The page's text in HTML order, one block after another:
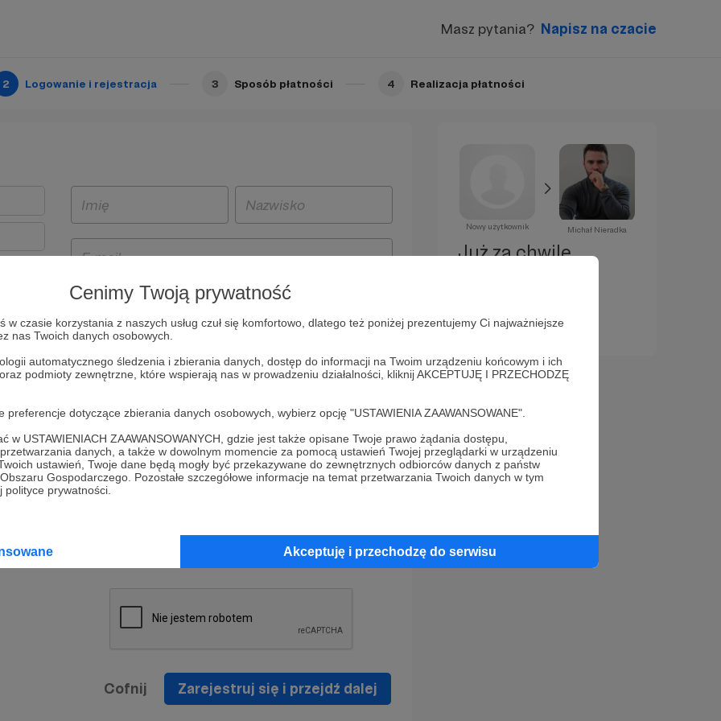
Cenimy Twoją prywatność
w czasie korzystania z naszych usług czuł się komfortowo, dlatego też poniżej prezentujemy Ci najważniejsze
nas Twoich danych osobowych.
automatycznego śledzenia i zbierania danych, dostęp do informacji na Twoim urządzeniu końcowym i ich
podmioty zewnętrzne, które wspierają nas w prowadzeniu działalności, kliknij AKCEPTUJĘ I PRZECHODZĘ
dotyczące zbierania danych osobowych, wybierz opcję "USTAWIENIA ZAAWANSOWANE".
w USTAWIENIACH ZAAWANSOWANYCH, gdzie jest także opisane Twoje prawo żądania dostępu,
danych, a także w dowolnym momencie za pomocą ustawień Twojej przeglądarki w urządzeniu
ustawień, Twoje dane będą mogły być przekazywane do zewnętrznych odbiorców danych z państw
Gospodarczego. Pozostałe szczegółowe informacje na temat przetwarzania Twoich danych w tym
prywatności.
Akceptuję i przechodzę do serwisu
Masz pytania? Napisz na czacie
2 Logowanie i rejestracja 3 Sposób płatności 4 Realizacja płatności
i
będą
z
prawo
na
Politykę Prywatności
* Wyrażam zgodę na przetwarzanie moich danych
osobowych podanych w formularzu rejestracyjnym w celu
prawidłowego świadczenia usług serwisu Patronite.
informacji handlowych - newslettera. Opcja ta może zostać
Cofnij Zarejestruj się i przejdź dalej
Nowy użytkownik Michał Nieradka
Już za chwilę